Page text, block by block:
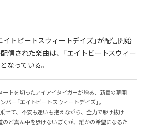
イトビートスウィートデイズ」が配信開始
信された楽曲は、「エイトビートスウィー
なっている。
ートを切ったアイアイタイガーが贈る、新章の幕開
バー「エイトビートスウィートデイズ」。
せて、不安も迷いも抱えながら、全力で駆け抜け
のど真ん中を歩けないぼくが、誰かの希望になるた